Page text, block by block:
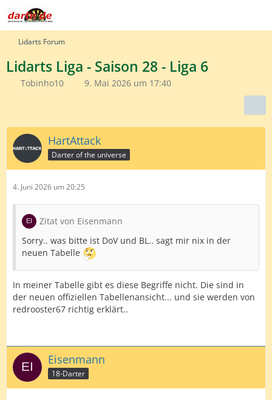
Lidarts Forum
Lidarts Liga - Saison 28 - Liga 6
Tobinho10 9. Mai 2026 um 17:40
HartAttack
Darter of the universe
4. Juni 2026 um 20:25
Zitat von Eisenmann
Sorry.. was bitte ist DoV und BL.. sagt mir nix in der
neuen Tabelle
In meiner Tabelle gibt es diese Begriffe nicht. Die sind in
der neuen offiziellen Tabellenansicht... und sie werden von
redrooster67 richtig erklärt..
Eisenmann
18-Darter